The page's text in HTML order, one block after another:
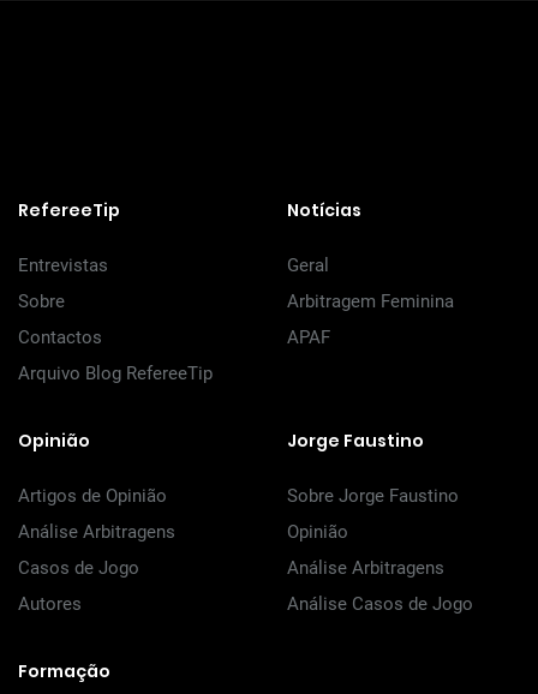
RefereeTip
Entrevistas
Sobre
Contactos
Arquivo Blog RefereeTip
Notícias
Geral
Arbitragem Feminina
APAF
Opinião
Artigos de Opinião
Análise Arbitragens
Casos de Jogo
Autores
Jorge Faustino
Sobre Jorge Faustino
Opinião
Análise Arbitragens
Análise Casos de Jogo
Formação